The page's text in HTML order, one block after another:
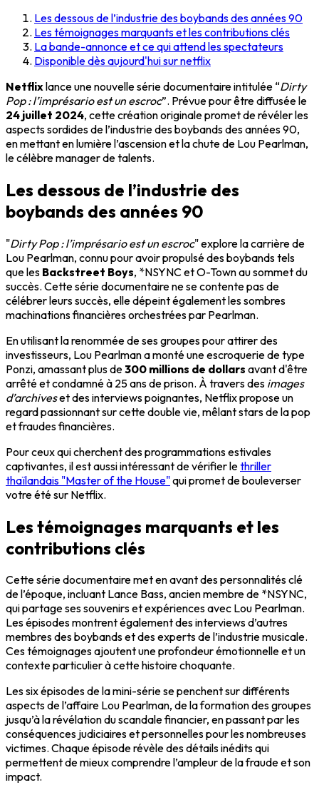
Les dessous de l’industrie des boybands des années 90
Les témoignages marquants et les contributions clés
La bande-annonce et ce qui attend les spectateurs
Disponible dès aujourd'hui sur netflix
Netflixlance une nouvelle série documentaire intitulée “Dirty
Pop : l’imprésario est un escroc”. Prévue pour être diffusée le
24 juillet 2024, cette création originale promet de révéler les
aspects sordides de l’industrie des boybands des années 90,
en mettant en lumière l’ascension et la chute de Lou Pearlman,
le célèbre manager de talents.
Les dessous de l’industrie des
boybands des années 90
"Dirty Pop : l’imprésario est un escroc" explore la carrière de
Lou Pearlman, connu pour avoir propulsé des boybands tels
que les Backstreet Boys, *NSYNC et O-Town au sommet du
succès. Cette série documentaire ne se contente pas de
célébrer leurs succès, elle dépeint également les sombres
machinations financières orchestrées par Pearlman.
En utilisant la renommée de ses groupes pour attirer des
investisseurs, Lou Pearlman a monté une escroquerie de type
Ponzi, amassant plus de300 millions de dollars avant d'être
arrêté et condamné à 25 ans de prison. À travers des images
d’archiveset des interviews poignantes, Netflix propose un
regard passionnant sur cette double vie, mêlant stars de la pop
et fraudes financières.
Pour ceux qui cherchent des programmations estivales
captivantes, il est aussi intéressant de vérifier lethriller
thaïlandais "Master of the House"qui promet de bouleverser
votre été sur Netflix.
Les témoignages marquants et les
contributions clés
Cette série documentaire met en avant des personnalités clé
de l’époque, incluant Lance Bass, ancien membre de *NSYNC,
qui partage ses souvenirs et expériences avec Lou Pearlman.
Les épisodes montrent également des interviews d’autres
membres des boybands et des experts de l’industrie musicale.
Ces témoignages ajoutent une profondeur émotionnelle et un
contexte particulier à cette histoire choquante.
Les six épisodes de la mini-série se penchent sur différents
aspects de l’affaire Lou Pearlman, de la formation des groupes
jusqu’à la révélation du scandale financier, en passant par les
conséquences judiciaires et personnelles pour les nombreuses
victimes. Chaque épisode révèle des détails inédits qui
permettent de mieux comprendre l’ampleur de la fraude et son
impact.